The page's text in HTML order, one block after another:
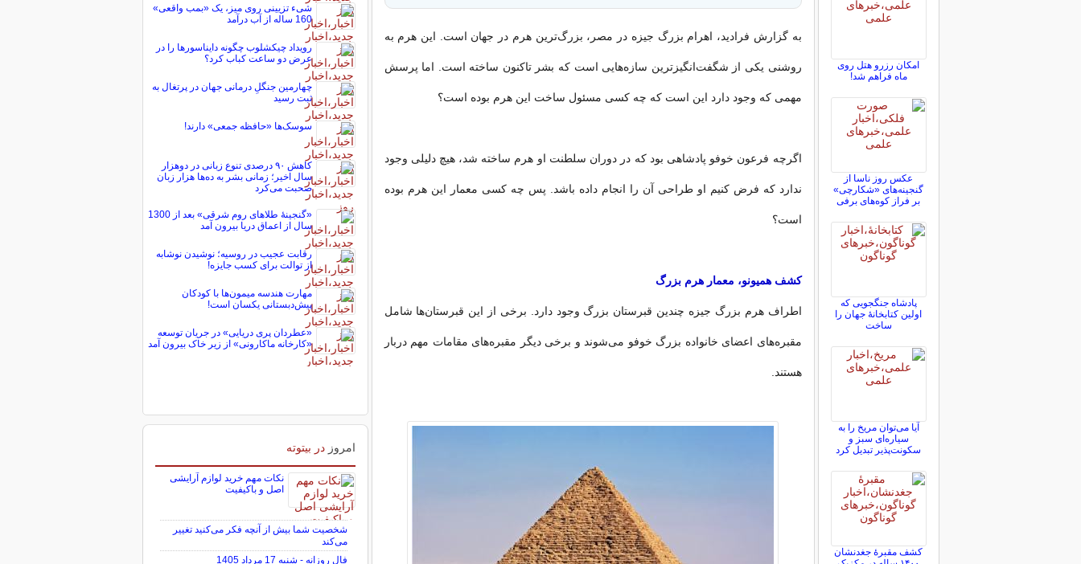
به گزارش فرادید، اهرام بزرگ جیزه در مصر، بزرگ‌ترین هرم در جهان است. این هرم به
روشنی یکی از شگفت‌انگیزترین سازه‌هایی است که بشر تاکنون ساخته است. اما پرسش
مهمی که وجود دارد این است که چه کسی مسئول ساخت این هرم بوده است؟
اگرچه فرعون خوفو پادشاهی بود که در دوران سلطنت او هرم ساخته شد، هیچ دلیلی وجود
ندارد که فرض کنیم او طراحی آن را انجام داده باشد. پس چه کسی معمار این هرم بوده
است؟
کشف همیونو، معمار هرم بزرگ
اطراف هرم بزرگ جیزه چندین قبرستان بزرگ وجود دارد. برخی از این قبرستان‌ها شامل
مقبره‌های اعضای خانواده بزرگ خوفو می‌شوند و برخی دیگر مقبره‌های مقامات مهم دربار
هستند.
امکان رزرو هتل روی
ماه فراهم شد!
عکس روز ناسا از
گنجینه‌های «شکارچی»
بر فراز کوه‌های برفی
پادشاه جنگجویی که
اولین کتابخانۀ جهان را
ساخت
آیا می‌توان مریخ را به
سیاره‌ای سبز و
سکونت‌پذیر تبدیل کرد
کشف مقبرۀ جغدنشان
شیء تزیینی روی میز، یک «بمب واقعی»
160 ساله از آب درآمد
رویداد چیکشلوب چگونه دایناسورها را در
عرض دو ساعت کباب کرد؟
چهارمین جنگلِ درمانی جهان در پرتغال به
ثبت رسید
سوسک‌ها «حافظه جمعی» دارند!
کاهش ۹۰ درصدی تنوع زبانی در دوهزار
سال اخیر؛ زمانی بشر به ده‌ها هزار زبان
صحبت می‌کرد
«گنجینۀ طلاهای روم شرقی» بعد از 1300
سال از اعماق دریا بیرون آمد
رقابت عجیب در روسیه؛ نوشیدن نوشابه
از توالت برای کسب جایزه!
مهارت هندسه میمون‌ها با کودکان
پیش‌دبستانی یکسان است!
«عطردان پری دریایی» در جریان توسعه
«کارخانه ماکارونی» از زیر خاک بیرون آمد
امروز در بیتوته
نکات مهم خرید لوازم آرایشی
اصل و باکیفیت
شخصیت شما بیش از آنچه فکر می‌کنید تغییر
می‌کند
فال روزانه - شنبه 17 مرداد 1405